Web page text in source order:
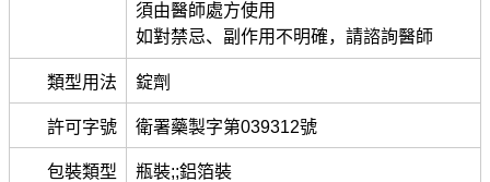
須由醫師處方使用
如對禁忌、副作用不明確，請諮詢醫師
類型用法 錠劑
許可字號 衛署藥製字第039312號
包裝類型 瓶裝;;鋁箔裝